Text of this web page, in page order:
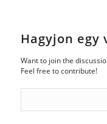
Hagyjon egy
Want to join the
Feel free to contribute!